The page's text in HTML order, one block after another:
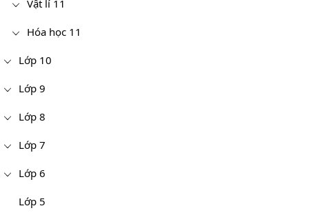
Vật lí 11
Hóa học 11
Lớp 10
Lớp 9
Lớp 8
Lớp 7
Lớp 6
Lớp 5